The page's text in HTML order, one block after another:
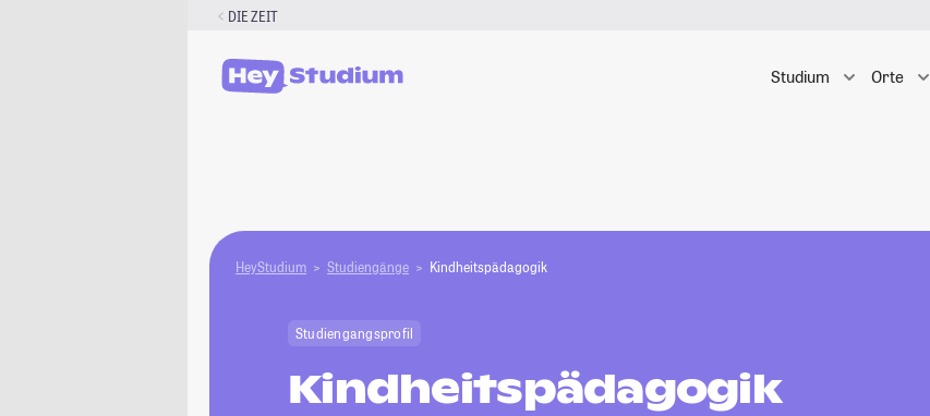
DIE ZEIT
Studium Orte
HeyStudium Studiengänge Kindheitspädagogik
Studiengangsprofil
Kindheitspädagogik